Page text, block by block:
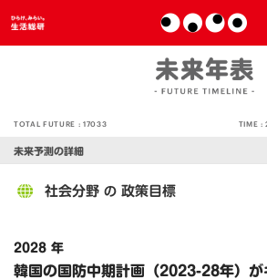
TOTAL FUTURE :17033 TIME :
未来予測の詳細
社会分野 の 政策目標
2028 年
韓国の国防中期計画（2023-28年）が